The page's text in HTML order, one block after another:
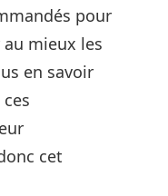
pour
mieux les
en savoir
cet